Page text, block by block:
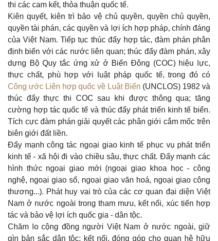
thi các cam kết, thỏa thuận quốc tế.
Kiên quyết, kiên trì bảo vệ chủ quyền, quyền chủ quyền,
quyền tài phán, các quyền và lợi ích hợp pháp, chính đáng
của Việt Nam. Tiếp tục thúc đẩy hợp tác, đàm phán phân
định biển với các nước liên quan; thúc đẩy đàm phán, xây
dựng Bộ Quy tắc ứng xử ở Biển Đông (COC) hiệu lực,
thực chất, phù hợp với luật pháp quốc tế, trong đó có
Công ước Liên hợp quốc về Luật Biển (UNCLOS) 1982 và
thúc đẩy thực thi COC sau khi được thông qua; tăng
cường hợp tác quốc tế và thúc đẩy phát triển kinh tế biển.
Tích cực đàm phán giải quyết các phân giới cắm mốc trên
biên giới đất liền.
Đẩy mạnh công tác ngoại giao kinh tế phục vụ phát triển
kinh tế - xã hội đi vào chiều sâu, thực chất. Đẩy mạnh các
hình thức ngoại giao mới (ngoại giao khoa học - công
nghệ, ngoại giao số, ngoại giao văn hoá, ngoại giao công
thương...). Phát huy vai trò của các cơ quan đại diện Việt
Nam ở nước ngoài trong tham mưu, kết nối, xúc tiến hợp
tác và bảo vệ lợi ích quốc gia - dân tộc.
Chăm lo cộng đồng người Việt Nam ở nước ngoài, giữ
gìn bản sắc dân tộc; kết nối, đóng góp cho quan hệ hữu